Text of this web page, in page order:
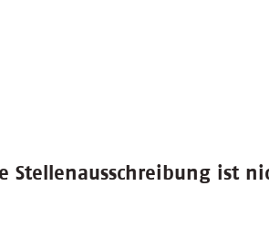
Stellenausschreibung ist